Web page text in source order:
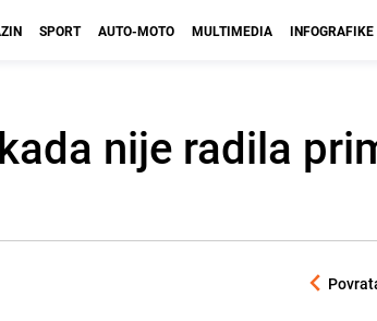
SPORT AUTO-MOTO MULTIMEDIA INFOGRAFIKE
nije radila